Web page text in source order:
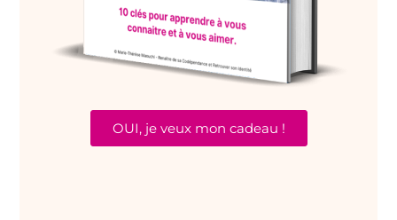
OUI, je veux mon cadeau !